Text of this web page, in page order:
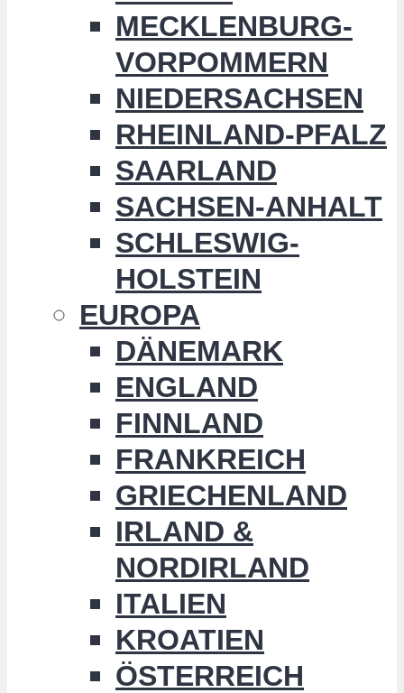
MECKLENBURG-
VORPOMMERN
NIEDERSACHSEN
RHEINLAND-PFALZ
SAARLAND
SACHSEN-ANHALT
SCHLESWIG-
HOLSTEIN
EUROPA
DÄNEMARK
ENGLAND
FINNLAND
FRANKREICH
GRIECHENLAND
IRLAND &
NORDIRLAND
ITALIEN
KROATIEN
ÖSTERREICH